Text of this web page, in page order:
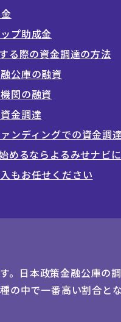
プ助成金
る際の資金調達の方法
公庫の融資
関の融資
金調達
ンディングでの資金調達
めるならよるみせナビ
もお任せください
。日本政策金融公庫の
中で一番高い割合とな